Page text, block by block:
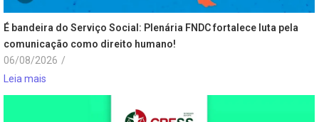
É bandeira do Serviço Social: Plenária FNDC fortalece luta pela
comunicação como direito humano!
06/08/2026 /
Leia mais